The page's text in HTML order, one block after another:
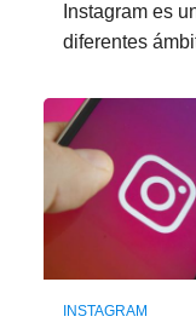
Instagram es
diferentes
INSTAGRAM